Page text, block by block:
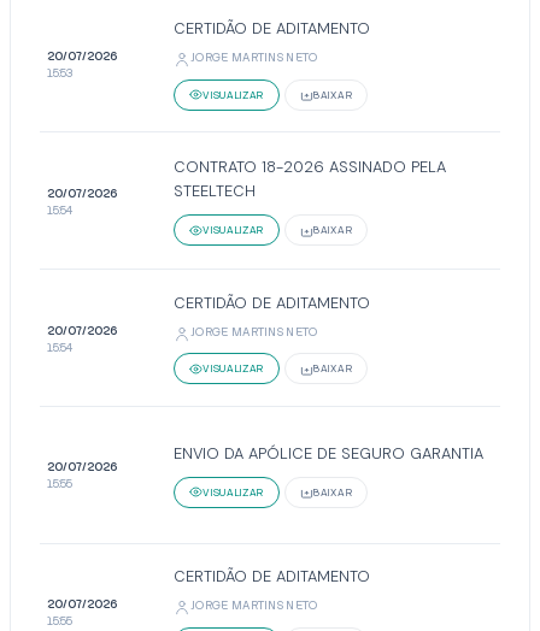
20/07/2026
15:53
CERTIDÃO DE ADITAMENTO
JORGE MARTINS NETO
VISUALIZAR BAIXAR
20/07/2026
15:54
CONTRATO 18-2026 ASSINADO PELA
STEELTECH
VISUALIZAR BAIXAR
20/07/2026
15:54
CERTIDÃO DE ADITAMENTO
JORGE MARTINS NETO
VISUALIZAR BAIXAR
20/07/2026
15:55
ENVIO DA APÓLICE DE SEGURO GARANTIA
VISUALIZAR BAIXAR
20/07/2026
15:55
CERTIDÃO DE ADITAMENTO
JORGE MARTINS NETO